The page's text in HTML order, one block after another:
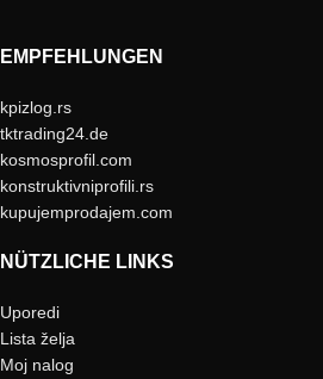
EMPFEHLUNGEN
kpizlog.rs
tktrading24.de
kosmosprofil.com
konstruktivniprofili.rs
kupujemprodajem.com
NÜTZLICHE LINKS
Uporedi
Lista želja
Moj nalog